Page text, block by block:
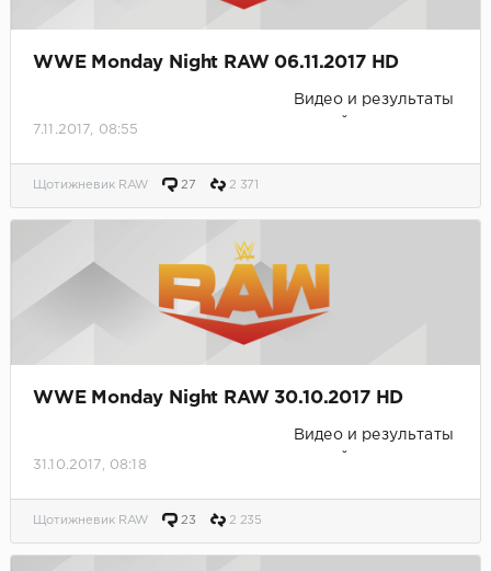
WWE Monday Night RAW 06.11.2017 HD
Видео и результаты
7.11.2017, 08:55
Щотижневик RAW 27 2 371
WWE Monday Night RAW 30.10.2017 HD
Видео и результаты
31.10.2017, 08:18
Щотижневик RAW 23 2 235